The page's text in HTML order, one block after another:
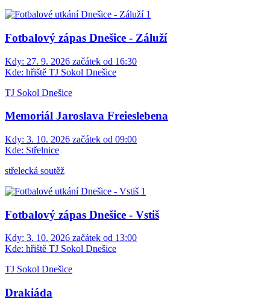
Fotbalový zápas Dnešice - Záluží
Kdy: 27. 9. 2026 začátek od 16:30
Kde: hřiště TJ Sokol Dnešice
TJ Sokol Dnešice
Memoriál Jaroslava Freieslebena
Kdy: 3. 10. 2026 začátek od 09:00
Kde: Střelnice
střelecká soutěž
Fotbalový zápas Dnešice - Vstiš
Kdy: 3. 10. 2026 začátek od 13:00
Kde: hřiště TJ Sokol Dnešice
TJ Sokol Dnešice
Drakiáda